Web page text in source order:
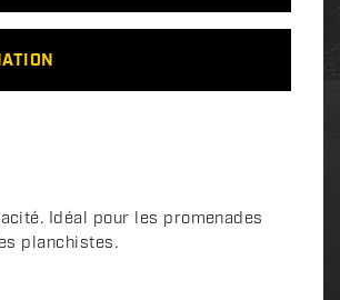
Idéal pour les promenades
planchistes.